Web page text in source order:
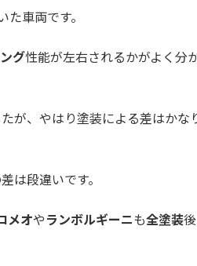
た車両です。
グ性能が左右されるかがよく分
が、やはり塗装による差はかな
は段違いです。
メオや ランボルギーニも全塗装